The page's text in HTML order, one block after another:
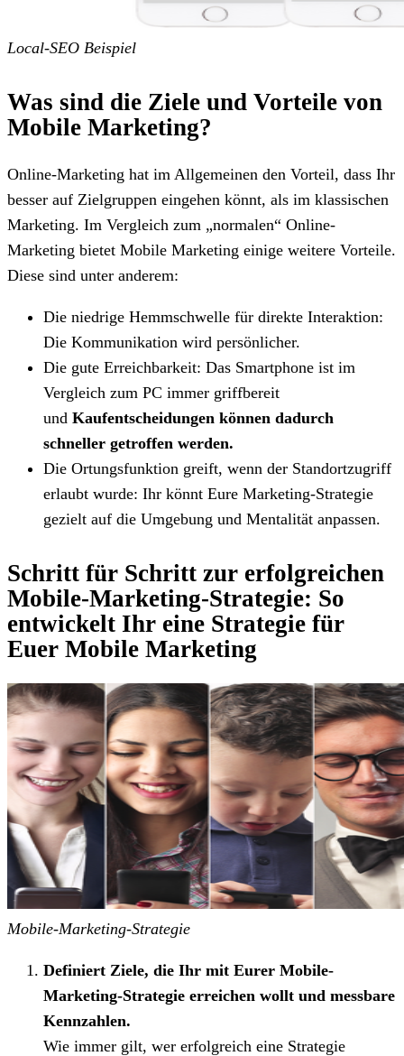
Local-SEO Beispiel
Was sind die Ziele und Vorteile von
Mobile Marketing?
Online-Marketing hat im Allgemeinen den Vorteil, dass Ihr
besser auf Zielgruppen eingehen könnt, als im klassischen
Marketing. Im Vergleich zum „normalen“ Online-
Marketing bietet Mobile Marketing einige weitere Vorteile.
Diese sind unter anderem:
Die niedrige Hemmschwelle für direkte Interaktion:
Die Kommunikation wird persönlicher.
Die gute Erreichbarkeit: Das Smartphone ist im
Vergleich zum PC immer griffbereit
und Kaufentscheidungen können dadurch
schneller getroffen werden.
Die Ortungsfunktion greift, wenn der Standortzugriff
erlaubt wurde: Ihr könnt Eure Marketing-Strategie
gezielt auf die Umgebung und Mentalität anpassen.
Schritt für Schritt zur erfolgreichen
Mobile-Marketing-Strategie: So
entwickelt Ihr eine Strategie für
Euer Mobile Marketing
Mobile-Marketing-Strategie
Definiert Ziele, die Ihr mit Eurer Mobile-
Marketing-Strategie erreichen wollt und messbare
Kennzahlen.
⁠Wie immer gilt, wer erfolgreich eine Strategie